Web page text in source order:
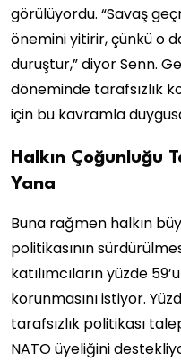
görülüyordu. “Savaş
önemini yitirir, çünkü o
duruştur,” diyor Senn.
döneminde tarafsızlık
için bu kavramla
Halkın Çoğunluğu
Yana
Buna rağmen halkın
politikasının
katılımcıların yüzde
korunmasını istiyor.
tarafsızlık politikası
NATO üyeliğini